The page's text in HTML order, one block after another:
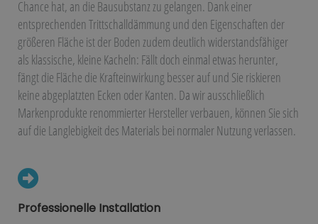
Chance hat, an die Bausubstanz zu gelangen. Dank einer
entsprechenden Trittschalldämmung und den Eigenschaften der
größeren Fläche ist der Boden zudem deutlich widerstandsfähiger
als klassische, kleine Kacheln: Fällt doch einmal etwas herunter,
fängt die Fläche die Krafteinwirkung besser auf und Sie riskieren
keine abgeplatzten Ecken oder Kanten. Da wir ausschließlich
Markenprodukte renommierter Hersteller verbauen, können Sie sich
auf die Langlebigkeit des Materials bei normaler Nutzung verlassen.
Professionelle Installation